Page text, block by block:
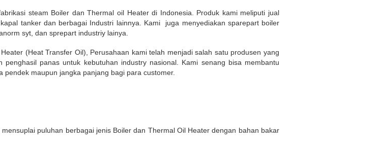
steam Boiler dan Thermal oil Heater di Indonesia. Produk kami meliputi jual
tanker dan berbagai Industri lainnya. Kami juga menyediakan sparepart boiler
syt, dan sprepart industriy lainya.
(Heat Transfer Oil), Perusahaan kami telah menjadi salah satu produsen yang
panas untuk kebutuhan industry nasional. Kami senang bisa membantu
maupun jangka panjang bagi para customer.
puluhan berbagai jenis Boiler dan Thermal Oil Heater dengan bahan bakar